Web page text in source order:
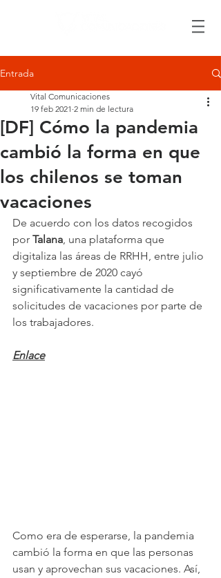
Entrada
[DF] Cómo la pandemia
cambió la forma en que
los chilenos se toman
vacaciones
Vital Comunicaciones
19 feb 2021 2 min de lectura
De acuerdo con los datos recogidos
por Talana, una plataforma que
digitaliza las áreas de RRHH, entre julio
y septiembre de 2020 cayó
significativamente la cantidad de
solicitudes de vacaciones por parte de
los trabajadores.
Enlace
Como era de esperarse, la pandemia
cambió la forma en que las personas
usan y aprovechan sus vacaciones. Así,